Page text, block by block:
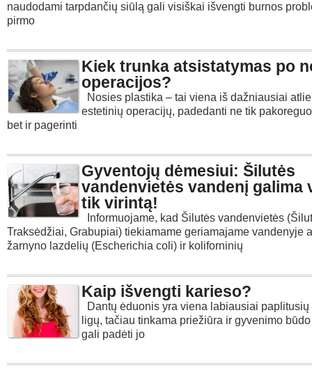
naudodami tarpdančių siūlą gali visiškai išvengti burnos
pirmo
Kiek trunka atsistatymas po
operacijos?
Nosies plastika – tai viena iš dažniausiai
estetinių operacijų, padedanti ne tik
bet ir pagerinti
Gyventojų dėmesiui: Šilutės
vandenvietės vandenį galima
tik virintą!
Informuojame, kad Šilutės vandenvietės
Traksėdžiai, Grabupiai) tiekiamame geriamajame vandenyje
žarnyno lazdelių (Escherichia coli) ir koliforninių
Kaip išvengti karieso?
Dantų ėduonis yra viena labiausiai
ligų, tačiau tinkama priežiūra ir gyvenimo
gali padėti jo